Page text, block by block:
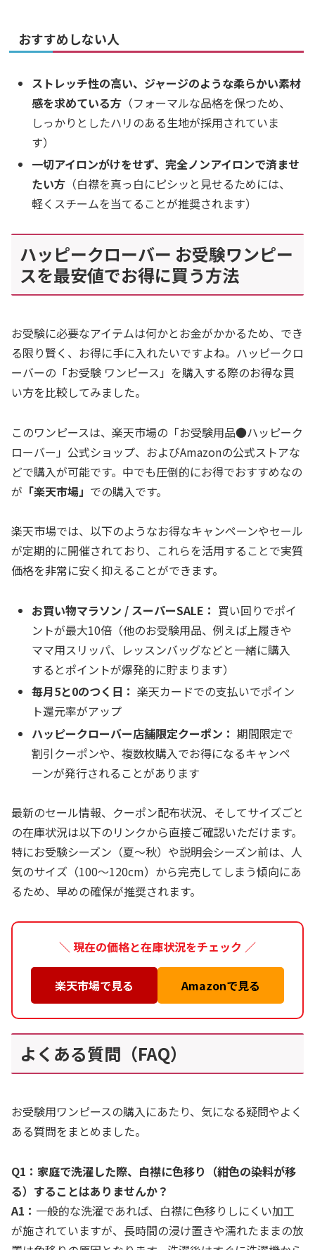
おすすめしない人
ストレッチ性の高い、ジャージのような柔らかい素材
感を求めている方 （フォーマルな品格を保つため、
しっかりとしたハリのある生地が採用されていま
す）
一切アイロンがけをせず、完全ノンアイロンで済ませ
たい方 （白襟を真っ白にピシッと見せるためには、
軽くスチームを当てることが推奨されます）
ハッピークローバー お受験ワンピー
スを最安値でお得に買う方法
お受験に必要なアイテムは何かとお金がかかるため、でき
る限り賢く、お得に手に入れたいですよね。ハッピークロ
ーバーの「お受験 ワンピース」を購入する際のお得な買
い方を比較してみました。
このワンピースは、楽天市場の「お受験用品●ハッピーク
ローバー」公式ショップ、およびAmazonの公式ストアな
どで購入が可能です。中でも圧倒的にお得でおすすめなの
が 「楽天市場」 での購入です。
楽天市場では、以下のようなお得なキャンペーンやセール
が定期的に開催されており、これらを活用することで実質
価格を非常に安く抑えることができます。
お買い物マラソン / スーパーSALE： 買い回りでポイ
ントが最大10倍（他のお受験用品、例えば上履きや
ママ用スリッパ、レッスンバッグなどと一緒に購入
するとポイントが爆発的に貯まります）
毎月5と0のつく日： 楽天カードでの支払いでポイン
ト還元率がアップ
ハッピークローバー店舗限定クーポン： 期間限定で
割引クーポンや、複数枚購入でお得になるキャンペ
ーンが発行されることがあります
最新のセール情報、クーポン配布状況、そしてサイズごと
の在庫状況は以下のリンクから直接ご確認いただけます。
特にお受験シーズン（夏〜秋）や説明会シーズン前は、人
気のサイズ（100〜120cm）から完売してしまう傾向にあ
るため、早めの確保が推奨されます。
＼ 現在の価格と在庫状況をチェック ／
楽天市場で見る Amazonで見る
よくある質問（FAQ）
お受験用ワンピースの購入にあたり、気になる疑問やよく
ある質問をまとめました。
Q1：家庭で洗濯した際、白襟に色移り（紺色の染料が移
る）することはありませんか？
A1： 一般的な洗濯であれば、白襟に色移りしにくい加工
が施されていますが、長時間の浸け置きや濡れたままの放